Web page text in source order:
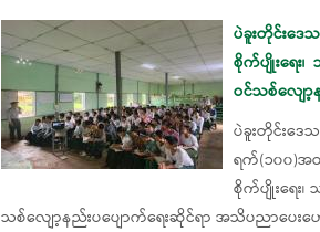
ပဲခူးတိုင်းဒ
စိုက်ပျိုးရေး
ဝင်သစ်လျော့
ပဲခူးတိုင်းဒေ
ရက်(၁၀၀)
စိုက်ပျိုးရေး
သစ်လျော့နည်းပပျောက်ရေးဆိုင်ရာ အသိပညာပေးဟ